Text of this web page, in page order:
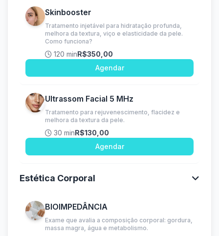
Skinbooster
Tratamento injetável para hidratação profunda,
melhora da textura, viço e elasticidade da pele.
Como funciona?
120 minR$350,00
Agendar
Ultrassom Facial 5 MHz
Tratamento para rejuvenescimento, flacidez e
melhora da textura da pele.
30 minR$130,00
Agendar
Estética Corporal
BIOIMPEDÂNCIA
Exame que avalia a composição corporal: gordura,
massa magra, água e metabolismo.